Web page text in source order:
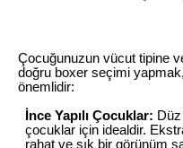
Çocuğunuzun vücut tipine
doğru boxer seçimi
önemlidir:
İnce Yapılı Çocuklar:
çocuklar için idealdir.
rahat ve şık bir görünüm